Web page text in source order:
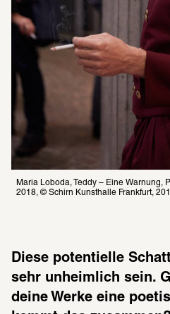
Maria Loboda, Teddy – Eine Warnung,
2018, © Schirn Kunsthalle Frankfurt,
Diese potentielle
sehr unheimlich sein.
deine Werke eine